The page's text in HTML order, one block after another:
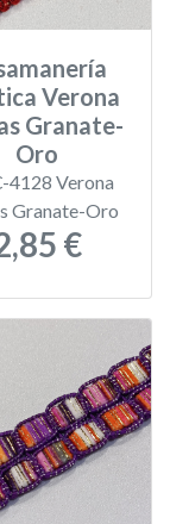
Verona
Granate-
Oro
4128 Verona
Granate-Oro
€